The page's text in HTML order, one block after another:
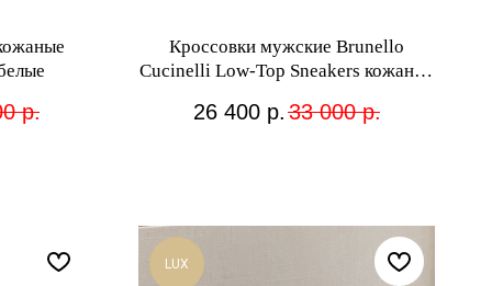
р.
Кроссовки мужские Brunello
Cucinelli Low-Top Sneakers кожаные
26 400 р. 33 000 р.
LUX